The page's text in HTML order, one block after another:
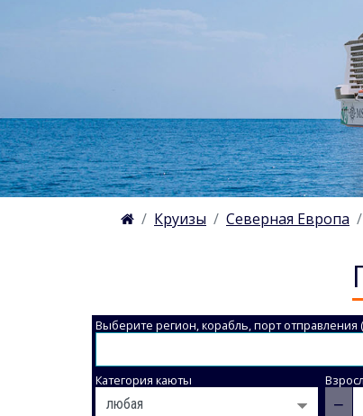
Круизы Северная Европа
Выберите регион, корабль, порт отправления
Категория каюты
−